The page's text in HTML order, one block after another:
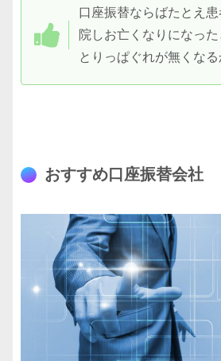
口座振替ならばたとえ
院しお亡くなりになっ
とりっぱぐれが無くな
おすすめ口座振替会社